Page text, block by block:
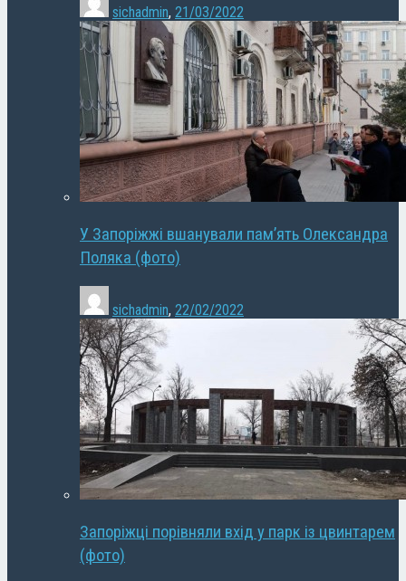
sichadmin, 21/03/2022
У Запоріжжі вшанували пам’ять Олександра
Поляка (фото)
sichadmin, 22/02/2022
Запоріжці порівняли вхід у парк із цвинтарем
(фото)